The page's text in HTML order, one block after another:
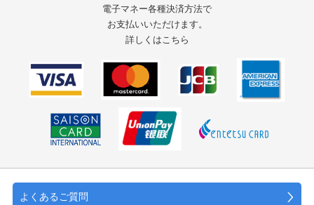
電子マネー各種決済方法で
お支払いいただけます。
詳しくはこちら
よくあるご質問